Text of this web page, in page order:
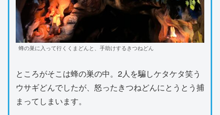
蜂の巣に入って行くくまどんと、手助けするきつねどん
ところがそこは蜂の巣の中。2人を騙しケタケタ笑う
ウサギどんでしたが、怒ったきつねどんにとうとう捕
まってしまいます。